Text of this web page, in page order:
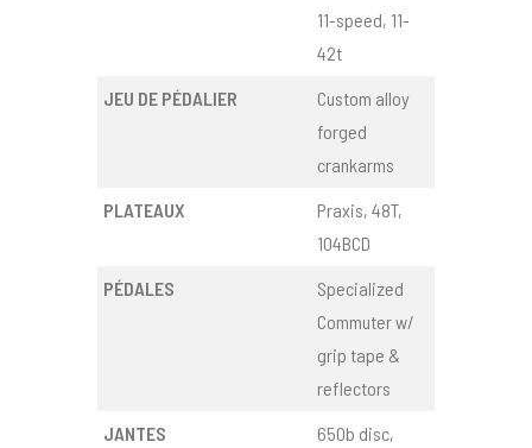
11-speed, 11-
42t
JEU DE PÉDALIER
Custom alloy
forged
crankarms
PLATEAUX
Praxis, 48T,
104BCD
PÉDALES
Specialized
Commuter w/
grip tape &
reflectors
JANTES
650b disc,